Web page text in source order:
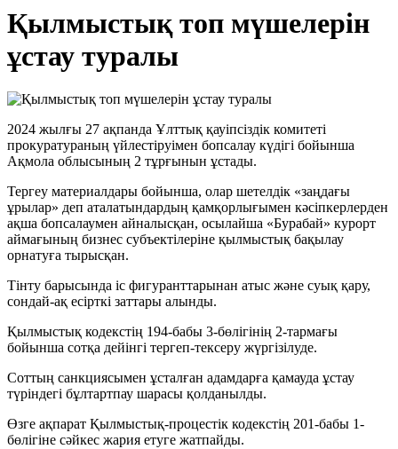
Қылмыстық топ мүшелерін
ұстау туралы
2024 жылғы 27 ақпанда Ұлттық қауіпсіздік комитеті
прокуратураның үйлестіруімен бопсалау күдігі бойынша
Ақмола облысының 2 тұрғынын ұстады.
Тергеу материалдары бойынша, олар шетелдік «заңдағы
ұрылар» деп аталатындардың қамқорлығымен кәсіпкерлерден
ақша бопсалаумен айналысқан, осылайша «Бурабай» курорт
аймағының бизнес субъектілеріне қылмыстық бақылау
орнатуға тырысқан.
Тінту барысында іс фигуранттарынан атыс және суық қару,
сондай-ақ есірткі заттары алынды.
Қылмыстық кодекстің 194-бабы 3-бөлігінің 2-тармағы
бойынша сотқа дейінгі тергеп-тексеру жүргізілуде.
Соттың санкциясымен ұсталған адамдарға қамауда ұстау
түріндегі бұлтартпау шарасы қолданылды.
Өзге ақпарат Қылмыстық-процестік кодекстің 201-бабы 1-
бөлігіне сәйкес жария етуге жатпайды.